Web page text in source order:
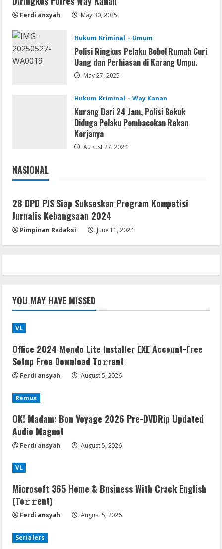
DVDRip Updated Audio Magnet
VL
Microsoft 365 Home & Business With
Crack English (To𝚛𝚛еnt)
Serialers
Microsoft Office 2021 Crack + License
Key [Latest] x64 Windows 10
5
Office 2021 Lite Without Registration
August 5, 2026
Ferdi ansyah May 30, 2025
Hukum Kriminal Umum
Polisi Ringkus Pelaku Bobol Rumah Curi
Uang dan Perhiasan di Karang Umpu.
May 27, 2025
Hukum Kriminal Way Kanan
Kurang Dari 24 Jam, Polisi Bekuk
Diduga Pelaku Pembacokan Rekan
Kerjanya
August 27, 2024
NASIONAL
Jakarta
28 DPD PJS Siap Sukseskan Program Kompetisi
Jurnalis Kebangsaan 2024
Pimpinan Redaksi June 11, 2024
YOU MAY HAVE MISSED
VL
Office 2024 Mondo Lite Installer EXE Account-Free
Setup Frее Download To𝚛rent
Ferdi ansyah August 5, 2026
Remux
OK! Madam: Bon Voyage 2026 Pre-DVDRip Updated
Audio Magnet
Ferdi ansyah August 5, 2026
VL
Microsoft 365 Home & Business With Crack English
(To𝚛𝚛еnt)
Ferdi ansyah August 5, 2026
Serialers